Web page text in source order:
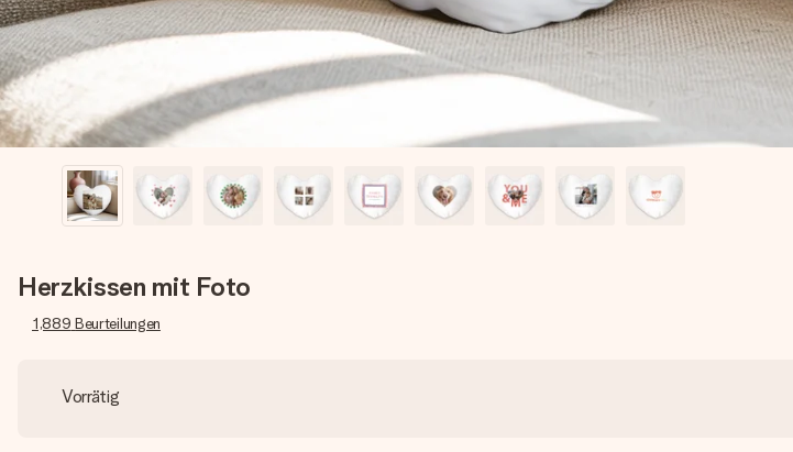
Herzkissen mit Foto
1,889 Beurteilungen
Vorrätig